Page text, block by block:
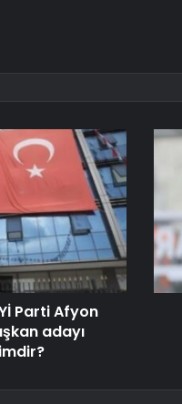
Parti Afyon
adayı